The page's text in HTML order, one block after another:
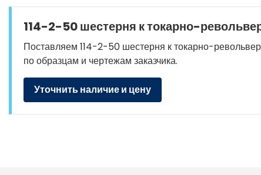
114-2-50 шестерня к токарно-
Поставляем 114-2-50 шестерня к токарно-
по образцам и чертежам заказчика.
Уточнить наличие и цену